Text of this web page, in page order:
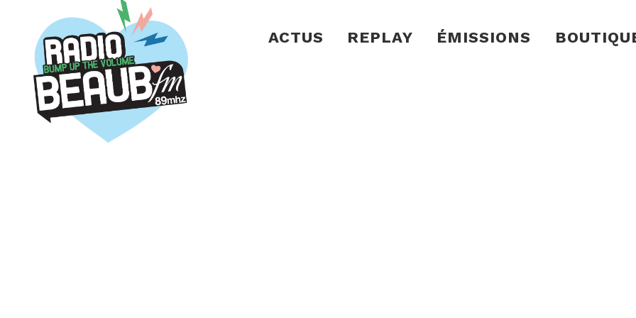
Panneau de gestion des cookies
ACTUS REPLAY ÉMISSIONS